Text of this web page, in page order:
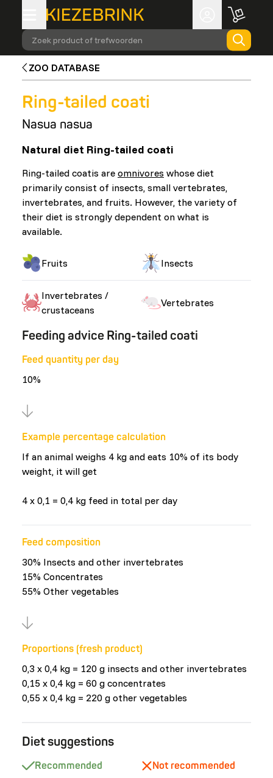
Zoek product of trefwoorden
ZOO DATABASE
Ring-tailed coati
Nasua nasua
Natural diet Ring-tailed coati
Ring-tailed coatis are omnivores whose diet
primarily consist of insects, small vertebrates,
invertebrates, and fruits. However, the variety of
their diet is strongly dependent on what is
available.
Fruits Insects
Invertebrates /
crustaceans
Vertebrates
Feeding advice Ring-tailed coati
Feed quantity per day
10%
Example percentage calculation
If an animal weighs 4 kg and eats 10% of its body
weight, it will get
4 x 0,1 = 0,4 kg feed in total per day
Feed composition
30% Insects and other invertebrates
15% Concentrates
55% Other vegetables
Proportions (fresh product)
0,3 x 0,4 kg = 120 g insects and other invertebrates
0,15 x 0,4 kg = 60 g concentrates
0,55 x 0,4 kg = 220 g other vegetables
Diet suggestions
Recommended
Not recommended